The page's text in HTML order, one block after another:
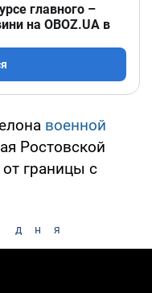
главного –
на OBOZ.UA в
военной
Ростовской
границы с
дня